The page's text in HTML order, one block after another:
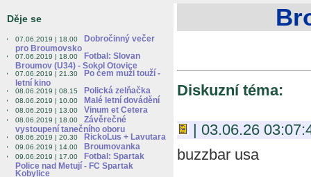
Děje se
07.06.2019 | 18.00 Dobročinný večer
pro Broumovsko
07.06.2019 | 18.00
Fotbal: Slovan
Broumov (U34) - Sokol Otovice
07.06.2019 | 21.30
Po čem muži touží -
letní kino
08.06.2019 | 08.15
Polická zelňačka
08.06.2019 | 10.00 Malé letní dovádění
08.06.2019 | 13.00 Vinum et Cetera
08.06.2019 | 18.00 Závěrečné
vystoupení tanečního oboru
08.06.2019 | 20.30
RickoLus + Lavutara
09.06.2019 | 14.00 Broumovanka
09.06.2019 | 17.00 Fotbal: Spartak
Police nad Metují - FC Spartak
Kobylice
Diskuzní téma:
| 03.06.26
buzzbar usa